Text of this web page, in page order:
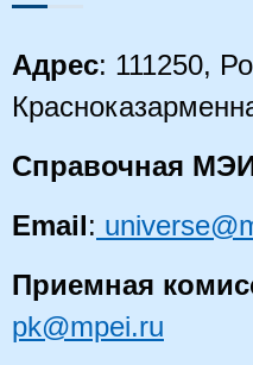
Адрес: 111250,
Справочная
Email:
Приемная
pk@mpei.ru